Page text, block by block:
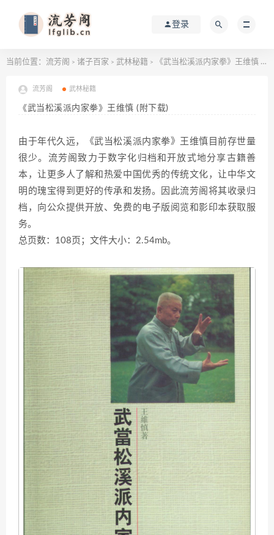
登录
当前位置： 流芳阁 > 诸子百家 > 武林秘籍 > 《武当松溪派内家拳》王维慎 (附下载)
流芳阁 武林秘籍
《武当松溪派内家拳》王维慎 (附下载)
由于年代久远，《武当松溪派内家拳》王维慎目前存世量
很少。流芳阁致力于数字化归档和开放式地分享古籍善
本，让更多人了解和热爱中国优秀的传统文化，让中华文
明的瑰宝得到更好的传承和发扬。因此流芳阁将其收录归
档，向公众提供开放、免费的电子版阅览和影印本获取服
务。
总页数：108页；文件大小：2.54mb。